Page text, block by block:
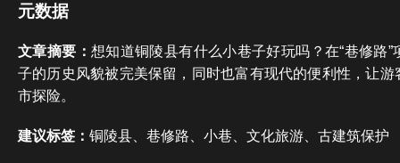
元数据
文章摘要： 想知道铜陵县有什么小巷子好玩吗？在“巷修路
子的历史风貌被完美保留，同时也富有现代的便利性，让
市探险。
建议标签： 铜陵县、巷修路、小巷、文化旅游、古建筑保护